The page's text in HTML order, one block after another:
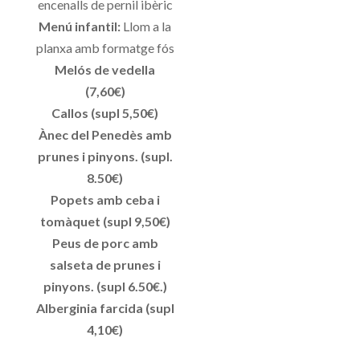
encenalls de pernil ibèric
Menú infantil: Llom a la
planxa amb formatge fós
Melós de vedella
(7,60€)
Callos (supl 5,50€)
Ànec del Penedès amb
prunes i pinyons. (supl.
8.50€)
Popets amb ceba i
tomàquet (supl 9,50€)
Peus de porc amb
salseta de prunes i
pinyons. (supl 6.50€.)
Alberginia farcida (supl
4,10€)